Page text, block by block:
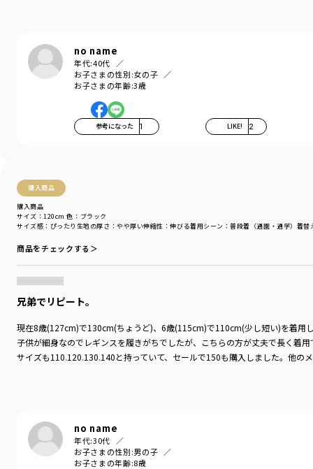
no name
年代:40代
お子さまの性別:女の子
お子さまの年齢:3歳
参考になった 1 LIKE! 2
購入商品
購入商品
サイズ感 ：ぴったり 生地の厚さ ：やや厚い伸縮性 ：伸びる着用シーン ：普段着（通園・通学） 着替
サイズ：120cm 色：ブラック
商品をチェックする＞
兄弟でリピート。
現在8歳(127cm)で130cm(ちょうど)、6歳(115cm)で110cm(少し短い)を着用
子供が細身なのでレギンスを履きがちでしたが、こちらの方が丈夫で長く着
サイズも110.120.130.140と持っていて、セールで150も購入しました。他の
no name
年代:30代
お子さまの性別:男の子
お子さまの年齢:8歳